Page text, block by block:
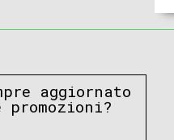
aggiornato